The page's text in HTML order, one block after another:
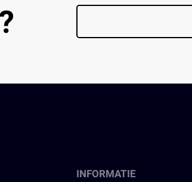
INFORMATIE